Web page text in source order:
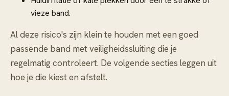
vieze band.
Al deze risico's zijn klein te houden met een goed
passende band met veiligheidssluiting die je
regelmatig controleert. De volgende secties leggen uit
hoe je die kiest en afstelt.